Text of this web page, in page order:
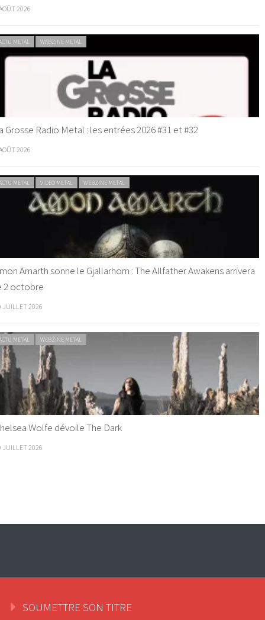
2026
METAL WEBZINE METAL
Grosse Radio Metal : les entrées 2026 #31 et #32
2026
METAL VIDEO METAL WEBZINE METAL
Amarth sonne le Gjallarhorn : The Allfather Awakens arrivera
2 octobre
JUILLET 2026
METAL WEBZINE METAL
Wolfe dévoile The Dark
JUILLET 2026
SOUMETTRE SON TITRE